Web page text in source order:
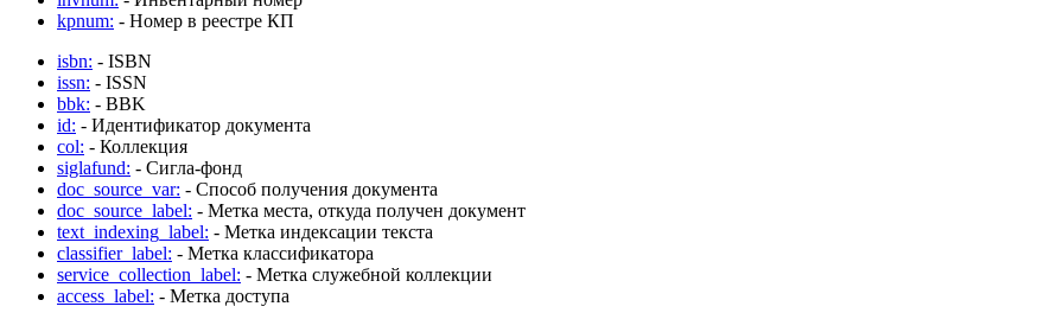
kpnum: - Номер в реестре КП
isbn: - ISBN
issn: - ISSN
bbk: - BBK
id: - Идентификатор документа
col: - Коллекция
siglafund: - Сигла-фонд
doc_source_var: - Способ получения документа
doc_source_label: - Метка места, откуда получен документ
text_indexing_label: - Метка индексации текста
classifier_label: - Метка классификатора
service_collection_label: - Метка служебной коллекции
access_label: - Метка доступа